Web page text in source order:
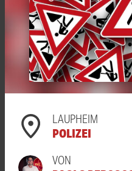
LAUPHEIM
POLIZEI
VON